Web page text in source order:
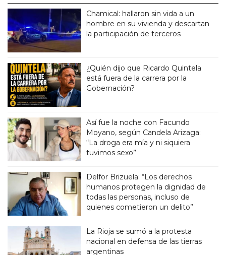
Chamical: hallaron sin vida a un
hombre en su vivienda y descartan
la participación de terceros
¿Quién dijo que Ricardo Quintela
está fuera de la carrera por la
Gobernación?
Así fue la noche con Facundo
Moyano, según Candela Arizaga:
“La droga era mía y ni siquiera
tuvimos sexo”
Delfor Brizuela: “Los derechos
humanos protegen la dignidad de
todas las personas, incluso de
quienes cometieron un delito”
La Rioja se sumó a la protesta
nacional en defensa de las tierras
argentinas